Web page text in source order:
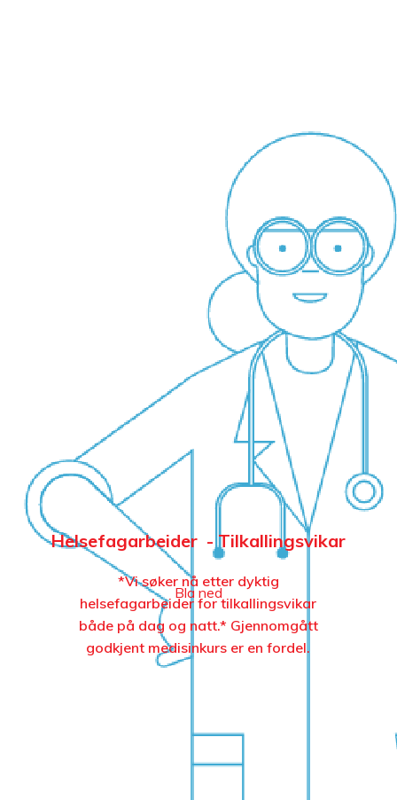
Bla ned
Helsefagarbeider - Tilkallingsvikar
*Vi søker nå etter dyktig
helsefagarbeider for tilkallingsvikar
både på dag og natt.* Gjennomgått
godkjent medisinkurs er en fordel.